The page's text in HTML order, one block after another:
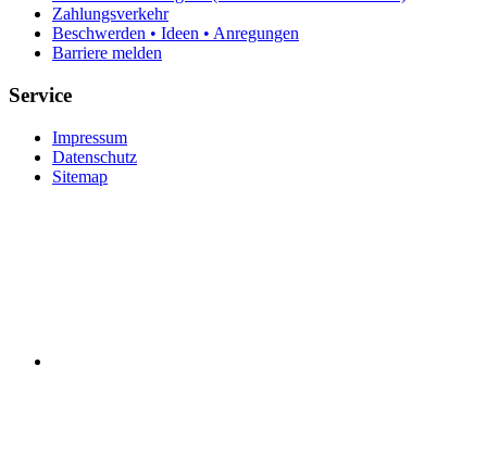
Zahlungsverkehr
Beschwerden • Ideen • Anregungen
Barriere melden
Service
Impressum
Datenschutz
Sitemap